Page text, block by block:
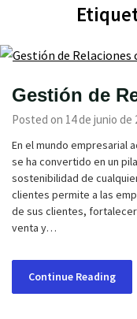
Gestión de
Posted on 14 de junio de
En el mundo empresarial
se ha convertido en un
sostenibilidad de
clientes permite a las
de sus clientes,
venta y…
Continue Reading